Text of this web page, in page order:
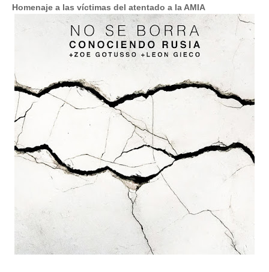
Homenaje a las víctimas del atentado a la AMIA